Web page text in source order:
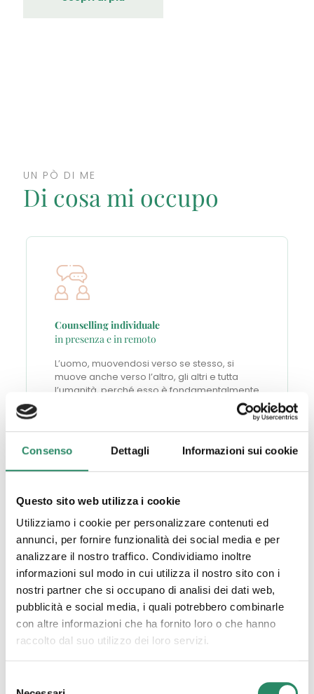
Consenso Dettagli Informazioni sui cookie
Questo sito web utilizza i cookie
Utilizziamo i cookie per personalizzare contenuti ed
annunci, per fornire funzionalità dei social media e per
analizzare il nostro traffico. Condividiamo inoltre
informazioni sul modo in cui utilizza il nostro sito con i
nostri partner che si occupano di analisi dei dati web,
pubblicità e social media, i quali potrebbero combinarle
con altre informazioni che ha fornito loro o che hanno
raccolto dal suo utilizzo dei loro servizi.
UN PÒ DI ME
Di cosa mi occupo
Counselling individuale
in presenza e in remoto
L’uomo, muovendosi verso se stesso, si
muove anche verso l’altro, gli altri e tutta
l’umanità, perché esso è fondamentalmente
Counselling di gruppo
in presenza e in remoto
La nostra ricchezza è fatta della nostra
diversità: l'altro ci è prezioso nella misura in
cui ci è diverso
(Cit. A. Jacquard)